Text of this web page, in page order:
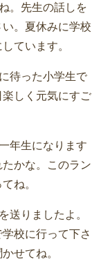
。先生の話しを
。夏休みに学校
ています。
待った小学生で
しく元気にすご
年生になります
かな。このラン
ね。
送りましたよ。
校に行って下さ
せてね。